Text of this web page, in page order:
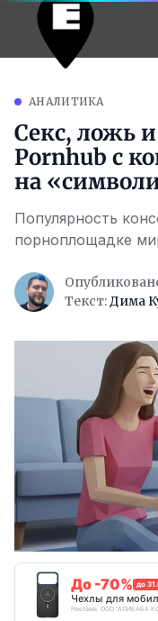
АНАЛИТИКА
Секс, ложь
Pornhub с
на
Популярность
порноплощадке
Текст:Дима
До -70% до
Чехлы для
Реклама. ООО